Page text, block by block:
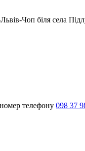
Чоп біля села
телефону 098 37